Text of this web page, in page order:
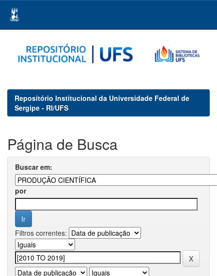
navigation
Repositório Institucional da Universidade Federal de
Sergipe - RI/UFS
Página de Busca
Buscar em:
por
Filtros correntes: